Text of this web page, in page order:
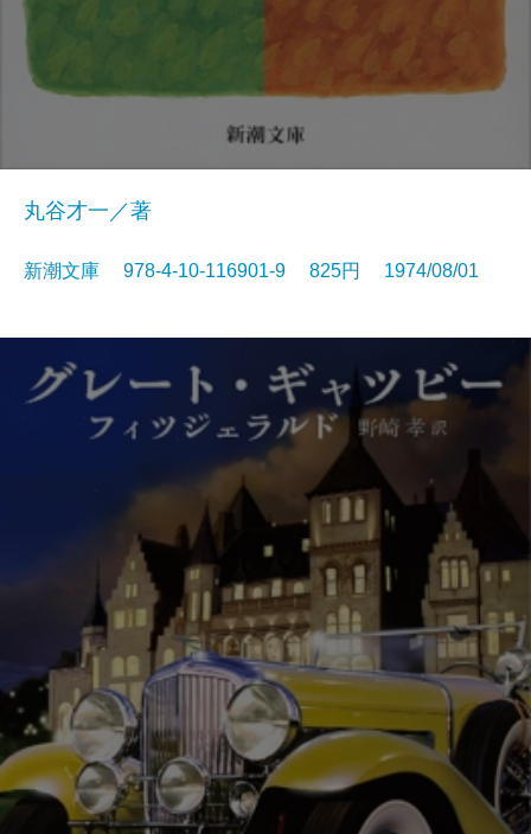
丸谷才一／著
新潮文庫 978-4-10-116901-9 825円 1974/08/01